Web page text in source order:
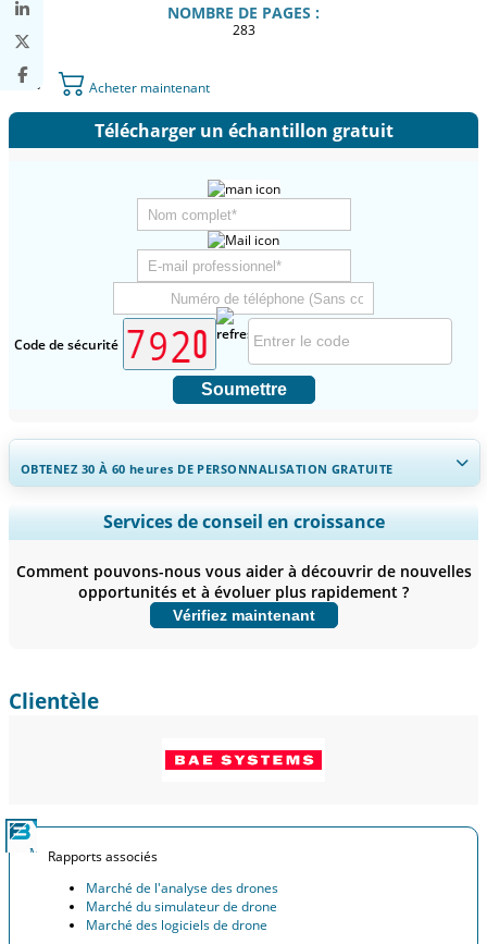
NOMBRE DE PAGES :
283
Acheter maintenant
Télécharger un échantillon gratuit
Code de sécurité
Soumettre
OBTENEZ 30 À 60heures DE PERSONNALISATION GRATUITE
Ampliar a cobertura regional e por país, Análise de segmentos,
Perfis de empresas, Benchmarking competitivo, e insights sobre o
Personnaliser maintenant
Services de conseil en croissance
Comment pouvons-nous vous aider à découvrir de nouvelles
opportunités et à évoluer plus rapidement ?
Vérifiez maintenant
Clientèle
Rapports associés
Marché de l'analyse des drones
Marché du simulateur de drone
Marché des logiciels de drone